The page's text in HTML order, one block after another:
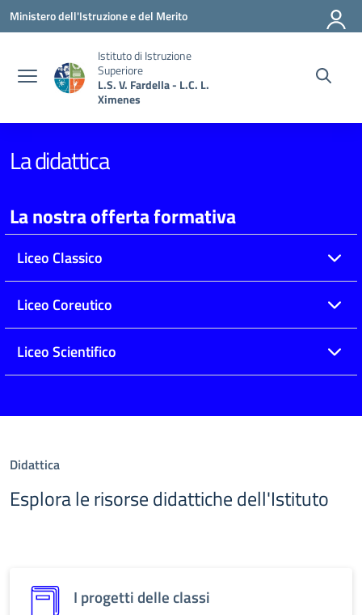
Vai ai contenuti
Vai al menu di navigazione
Vai al footer
Ministero dell'Istruzione e del Merito
Istituto di Istruzione
Superiore
L.S. V. Fardella - L.C. L.
Ximenes
La didattica
La nostra offerta formativa
Liceo Classico
Liceo Coreutico
Liceo Scientifico
Didattica
Esplora le risorse didattiche dell'Istituto
I progetti delle classi